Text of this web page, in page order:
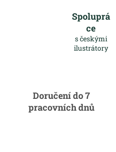
Spoluprá
ce
s českými
ilustrátory
Doručení do 7
pracovních dnů